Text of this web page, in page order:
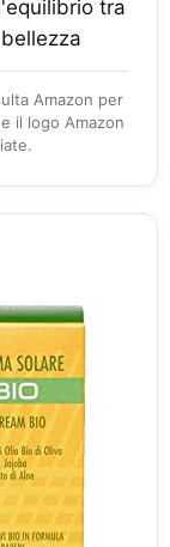
tra
Amazon per
il logo Amazon